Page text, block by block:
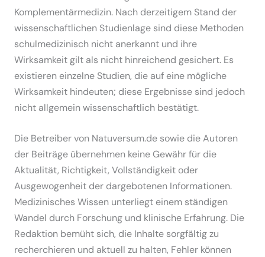
Komplementärmedizin. Nach derzeitigem Stand der
wissenschaftlichen Studienlage sind diese Methoden
schulmedizinisch nicht anerkannt und ihre
Wirksamkeit gilt als nicht hinreichend gesichert. Es
existieren einzelne Studien, die auf eine mögliche
Wirksamkeit hindeuten; diese Ergebnisse sind jedoch
nicht allgemein wissenschaftlich bestätigt.
Die Betreiber von Natuversum.de sowie die Autoren
der Beiträge übernehmen keine Gewähr für die
Aktualität, Richtigkeit, Vollständigkeit oder
Ausgewogenheit der dargebotenen Informationen.
Medizinisches Wissen unterliegt einem ständigen
Wandel durch Forschung und klinische Erfahrung. Die
Redaktion bemüht sich, die Inhalte sorgfältig zu
recherchieren und aktuell zu halten, Fehler können